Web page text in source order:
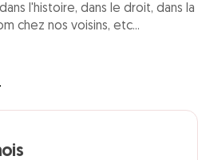
l'histoire, dans le droit, dans la
chez nos voisins, etc...